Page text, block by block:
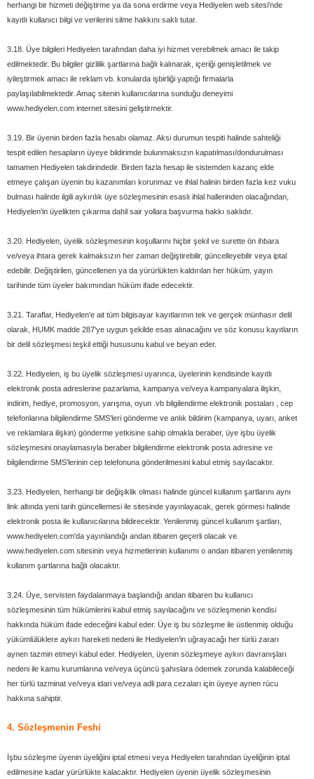
herhangi bir hizmeti değiştirme ya da sona erdirme veya Hediyelen web sitesi'nde
kayıtlı kullanıcı bilgi ve verilerini silme hakkını saklı tutar.
3.18. Üye bilgileri Hediyelen tarafından daha iyi hizmet verebilmek amacı ile takip
edilmektedir. Bu bilgiler gizlilik şartlarına bağlı kalınarak, içeriği genişletilmek ve
iyileştirmek amacı ile reklam vb. konularda işbirliği yaptığı firmalarla
paylaşılabilmektedir. Amaç sitenin kullanıcılarına sunduğu deneyimi
www.hediyelen.com internet sitesini geliştirmektir.
3.19. Bir üyenin birden fazla hesabı olamaz. Aksi durumun tespiti halinde sahteliği
tespit edilen hesapların üyeye bildirimde bulunmaksızın kapatılması/dondurulması
tamamen Hediyelen takdirindedir. Birden fazla hesap ile sistemden kazanç elde
etmeye çalışan üyenin bu kazanımları korunmaz ve ihlal halinin birden fazla kez vuku
bulması halinde ilgili aykırılık üye sözleşmesinin esaslı ihlal hallerinden olacağından,
Hediyelen'in üyelikten çıkarma dahil sair yollara başvurma hakkı saklıdır.
3.20. Hediyelen, üyelik sözleşmesinin koşullarını hiçbir şekil ve surette ön ihbara
ve/veya ihtara gerek kalmaksızın her zaman değiştirebilir, güncelleyebilir veya iptal
edebilir. Değiştirilen, güncellenen ya da yürürlükten kaldırılan her hüküm, yayın
tarihinde tüm üyeler bakımından hüküm ifade edecektir.
3.21. Taraflar, Hediyelen'e ait tüm bilgisayar kayıtlarının tek ve gerçek münhasır delil
olarak, HUMK madde 287'ye uygun şekilde esas alınacağını ve söz konusu kayıtların
bir delil sözleşmesi teşkil ettiği hususunu kabul ve beyan eder.
3.22. Hediyelen, iş bu üyelik sözleşmesi uyarınca, üyelerinin kendisinde kayıtlı
elektronik posta adreslerine pazarlama, kampanya ve/veya kampanyalara ilişkin,
indirim, hediye, promosyon, yarışma, oyun .vb bilgilendirme elektronik postaları , cep
telefonlarına bilgilendirme SMS'leri gönderme ve anlık bildirim (kampanya, uyarı, anket
ve reklamlara ilişkin) gönderme yetkisine sahip olmakla beraber, üye işbu üyelik
sözleşmesini onaylamasıyla beraber bilgilendirme elektronik posta adresine ve
bilgilendirme SMS'lerinin cep telefonuna gönderilmesini kabul etmiş sayılacaktır.
3.23. Hediyelen, herhangi bir değişiklik olması halinde güncel kullanım şartlarını aynı
link altında yeni tarih güncellemesi ile sitesinde yayınlayacak, gerek görmesi halinde
elektronik posta ile kullanıcılarına bildirecektir. Yenilenmiş güncel kullanım şartları,
www.hediyelen.com'da yayınlandığı andan itibaren geçerli olacak ve
www.hediyelen.com sitesinin veya hizmetlerinin kullanımı o andan itibaren yenilenmiş
kullanım şartlarına bağlı olacaktır.
3.24. Üye, servisten faydalanmaya başlandığı andan itibaren bu kullanıcı
sözleşmesinin tüm hükümlerini kabul etmiş sayılacağını ve sözleşmenin kendisi
hakkında hüküm ifade edeceğini kabul eder. Üye iş bu sözleşme ile üstlenmiş olduğu
yükümlülüklere aykırı hareketi nedeni ile Hediyelen'in uğrayacağı her türlü zararı
aynen tazmin etmeyi kabul eder. Hediyelen, üyenin sözleşmeye aykırı davranışları
nedeni ile kamu kurumlarına ve/veya üçüncü şahıslara ödemek zorunda kalabileceği
her türlü tazminat ve/veya idari ve/veya adli para cezaları için üyeye aynen rücu
hakkına sahiptir.
4. Sözleşmenin Feshi
İşbu sözleşme üyenin üyeliğini iptal etmesi veya Hediyelen tarafından üyeliğinin iptal
edilmesine kadar yürürlükte kalacaktır. Hediyelen üyenin üyelik sözleşmesinin